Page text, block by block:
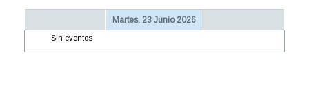
Martes, 23 Junio 2026
Sin eventos